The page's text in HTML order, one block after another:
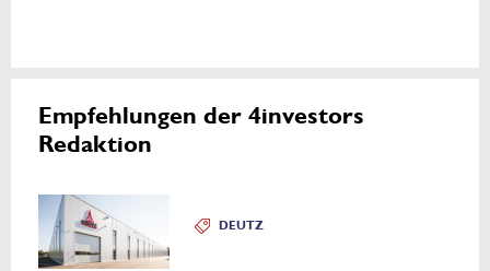
Empfehlungen der 4investors
Redaktion
DEUTZ